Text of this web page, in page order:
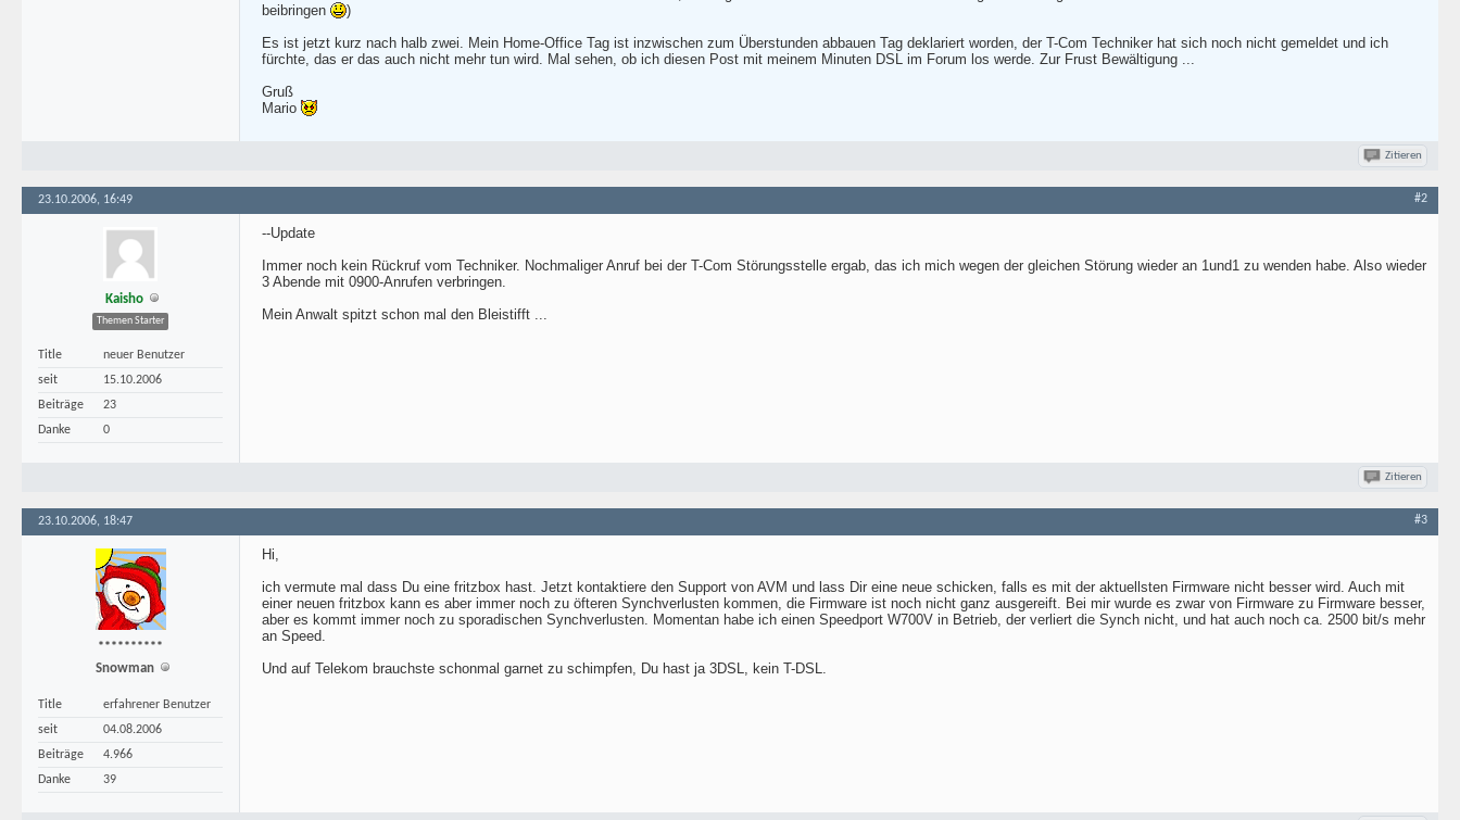
beibringen
)
Es ist jetzt kurz nach halb zwei. Mein Home-Office Tag ist inzwischen zum Überstunden abbauen Tag deklariert worden, der T-Com Techniker hat sich noch nicht gemeldet und ich
fürchte, das er das auch nicht mehr tun wird. Mal sehen, ob ich diesen Post mit meinem Minuten DSL im Forum los werde. Zur Frust Bewältigung ...
Gruß
Mario
Zitieren
23.10.2006, 16:49 #2
Kaisho
Themen Starter
Title
neuer Benutzer
seit
15.10.2006
Beiträge
23
Danke
0
--Update
Immer noch kein Rückruf vom Techniker. Nochmaliger Anruf bei der T-Com Störungsstelle ergab, das ich mich wegen der gleichen Störung wieder an 1und1 zu wenden habe. Also wieder
3 Abende mit 0900-Anrufen verbringen.
Mein Anwalt spitzt schon mal den Bleistifft ...
Zitieren
23.10.2006, 18:47 #3
**********
Snowman
Title
erfahrener Benutzer
seit
04.08.2006
Beiträge
4.966
Danke
39
Hi,
ich vermute mal dass Du eine fritzbox hast. Jetzt kontaktiere den Support von AVM und lass Dir eine neue schicken, falls es mit der aktuellsten Firmware nicht besser wird. Auch mit
einer neuen fritzbox kann es aber immer noch zu öfteren Synchverlusten kommen, die Firmware ist noch nicht ganz ausgereift. Bei mir wurde es zwar von Firmware zu Firmware besser,
aber es kommt immer noch zu sporadischen Synchverlusten. Momentan habe ich einen Speedport W700V in Betrieb, der verliert die Synch nicht, und hat auch noch ca. 2500 bit/s mehr
an Speed.
Und auf Telekom brauchste schonmal garnet zu schimpfen, Du hast ja 3DSL, kein T-DSL.